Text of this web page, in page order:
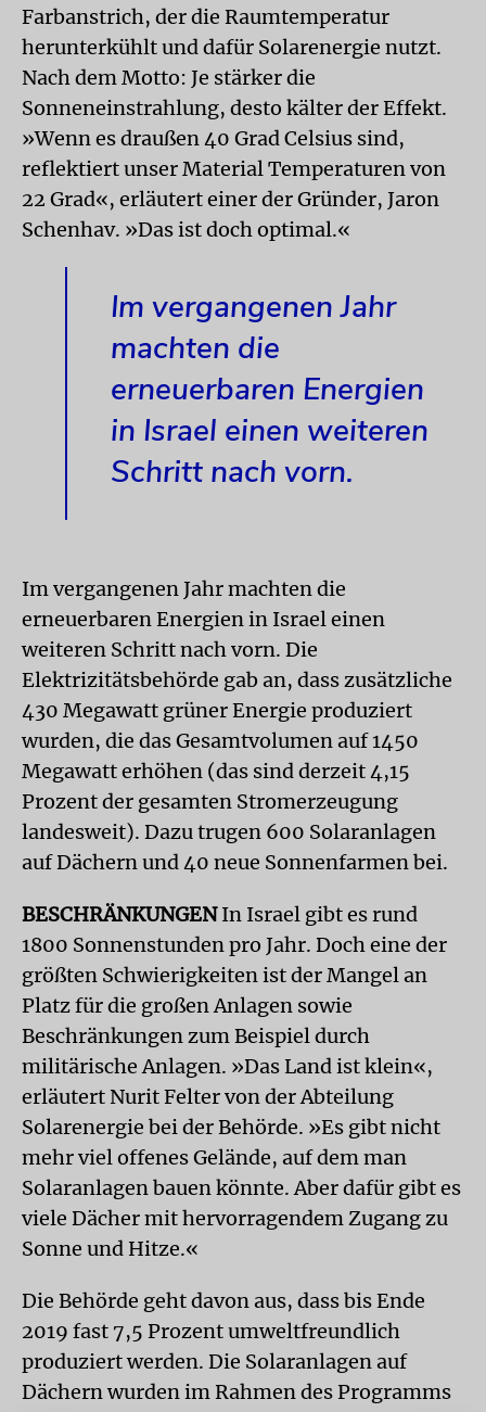
Farbanstrich, der die Raumtemperatur
herunterkühlt und dafür Solarenergie nutzt.
Nach dem Motto: Je stärker die
Sonneneinstrahlung, desto kälter der Effekt.
»Wenn es draußen 40 Grad Celsius sind,
reflektiert unser Material Temperaturen von
22 Grad«, erläutert einer der Gründer, Jaron
Schenhav. »Das ist doch optimal.«
Im vergangenen Jahr
machten die
erneuerbaren Energien
in Israel einen weiteren
Schritt nach vorn.
Im vergangenen Jahr machten die
erneuerbaren Energien in Israel einen
weiteren Schritt nach vorn. Die
Elektrizitätsbehörde gab an, dass zusätzliche
430 Megawatt grüner Energie produziert
wurden, die das Gesamtvolumen auf 1450
Megawatt erhöhen (das sind derzeit 4,15
Prozent der gesamten Stromerzeugung
landesweit). Dazu trugen 600 Solaranlagen
auf Dächern und 40 neue Sonnenfarmen bei.
BESCHRÄNKUNGENIn Israel gibt es rund
1800 Sonnenstunden pro Jahr. Doch eine der
größten Schwierigkeiten ist der Mangel an
Platz für die großen Anlagen sowie
Beschränkungen zum Beispiel durch
militärische Anlagen. »Das Land ist klein«,
erläutert Nurit Felter von der Abteilung
Solarenergie bei der Behörde. »Es gibt nicht
mehr viel offenes Gelände, auf dem man
Solaranlagen bauen könnte. Aber dafür gibt es
viele Dächer mit hervorragendem Zugang zu
Sonne und Hitze.«
Die Behörde geht davon aus, dass bis Ende
2019 fast 7,5 Prozent umweltfreundlich
produziert werden. Die Solaranlagen auf
Dächern wurden im Rahmen des Programms